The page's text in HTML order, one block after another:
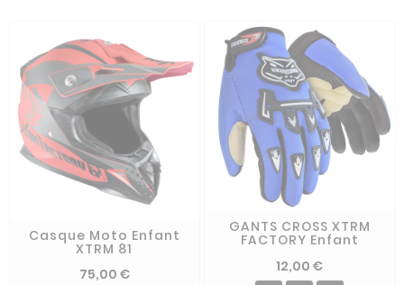
Casque Moto Enfant
XTRM 81
75,00 €
GANTS CROSS XTRM
FACTORY Enfant
12,00 €